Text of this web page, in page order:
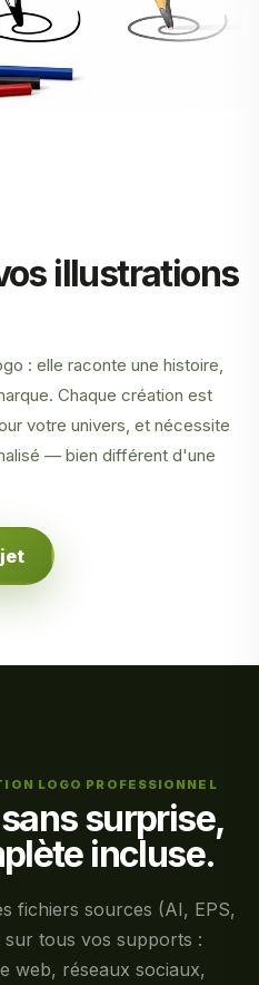
illustrations
: elle raconte une histoire,
Chaque création est
votre univers, et nécessite
— bien différent d'une
LOGO PROFESSIONNEL
surprise,
incluse.
fichiers sources (AI, EPS,
sur tous vos supports :
web, réseaux sociaux,